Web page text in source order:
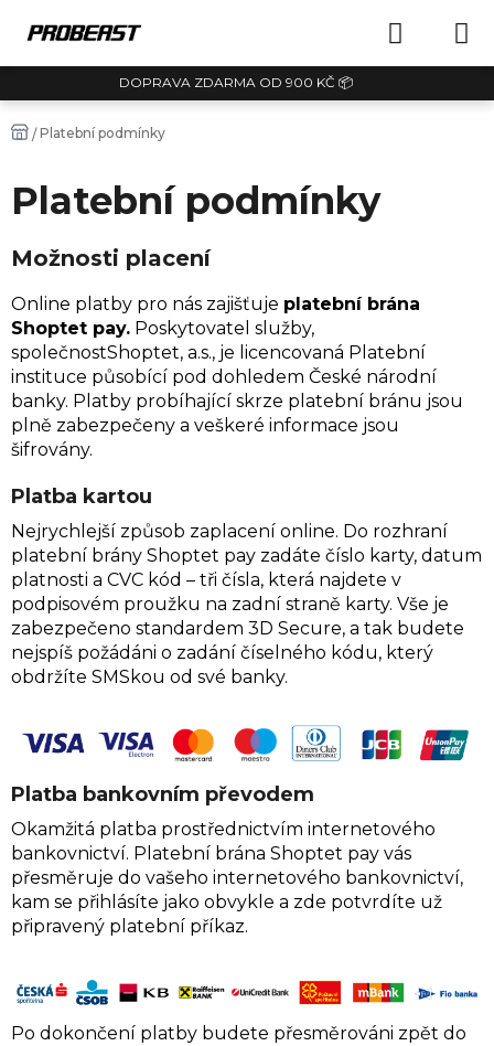
DOPRAVA ZDARMA OD 900 KČ 📦
KOŠÍK
Domů
/ Platební podmínky
Platební podmínky
Možnosti placení
Online platby pro nás zajišťuje p latební brána
Shoptet pay. Poskytovatel služby,
společnostShoptet, a.s., je licencovaná Platební
instituce působící pod dohledem České národní
banky. Platby probíhající skrze platební bránu jsou
plně zabezpečeny a veškeré informace jsou
šifrovány.
Platba kartou
Nejrychlejší způsob zaplacení online. Do rozhraní
platební brány Shoptet pay zadáte číslo karty, datum
platnosti a CVC kód – tři čísla, která najdete v
podpisovém proužku na zadní straně karty. Vše je
zabezpečeno standardem 3D Secure, a tak budete
nejspíš požádáni o zadání číselného kódu, který
obdržíte SMSkou od své banky.
Platba bankovním převodem
Okamžitá platba prostřednictvím internetového
bankovnictví. Platební brána Shoptet pay vás
přesměruje do vašeho internetového bankovnictví,
kam se přihlásíte jako obvykle a zde potvrdíte už
připravený platební příkaz.
Po dokončení platby budete přesměrováni zpět do